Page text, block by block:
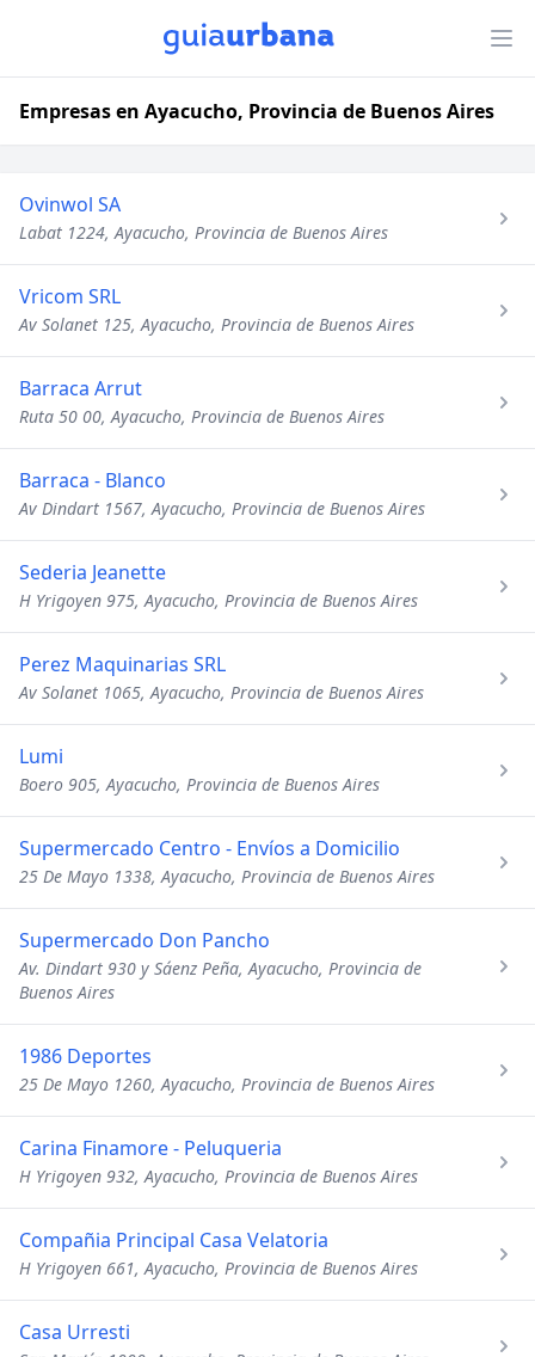
Empresas en Ayacucho, Provincia de Buenos Aires
Ovinwol SA
Labat 1224, Ayacucho, Provincia de Buenos Aires
Vricom SRL
Av Solanet 125, Ayacucho, Provincia de Buenos Aires
Barraca Arrut
Ruta 50 00, Ayacucho, Provincia de Buenos Aires
Barraca - Blanco
Av Dindart 1567, Ayacucho, Provincia de Buenos Aires
Sederia Jeanette
H Yrigoyen 975, Ayacucho, Provincia de Buenos Aires
Perez Maquinarias SRL
Av Solanet 1065, Ayacucho, Provincia de Buenos Aires
Lumi
Boero 905, Ayacucho, Provincia de Buenos Aires
Supermercado Centro - Envíos a Domicilio
25 De Mayo 1338, Ayacucho, Provincia de Buenos Aires
Supermercado Don Pancho
Av. Dindart 930 y Sáenz Peña, Ayacucho, Provincia de
Buenos Aires
1986 Deportes
25 De Mayo 1260, Ayacucho, Provincia de Buenos Aires
Carina Finamore - Peluqueria
H Yrigoyen 932, Ayacucho, Provincia de Buenos Aires
Compañia Principal Casa Velatoria
H Yrigoyen 661, Ayacucho, Provincia de Buenos Aires
Casa Urresti